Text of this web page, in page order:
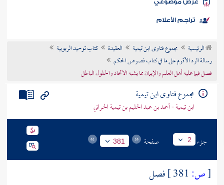
الكتب
موضوعي
تراجم الأعلام
الرئيسية مجموع فتاوى ابن تيمية العقيدة
كتاب توحيد الربوبية
رسالة الرد الأقوم على ما في كتاب فصوص الحكم
فصل فيما عليه أهل العلم والإيمان مما يشبه الاتحاد والحلول الباطل
مجموع فتاوى ابن تيمية
ابن تيمية - أحمد بن عبد الحليم بن تيمية الحراني
جزء 2 صفحة 381
[ص:
فصل